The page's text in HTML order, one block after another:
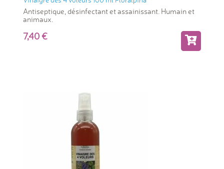
Antiseptique, désinfectant et assainissant. Humain et
animaux.
7,40